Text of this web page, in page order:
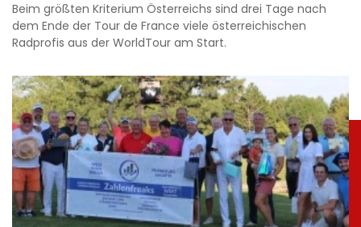
Beim größten Kriterium Österreichs sind drei Tage nach
dem Ende der Tour de France viele österreichischen
Radprofis aus der WorldTour am Start.